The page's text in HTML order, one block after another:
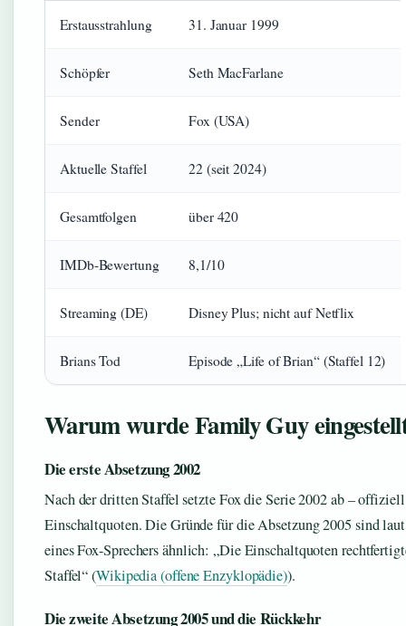
Erstausstrahlung 31. Januar 1999
Schöpfer Seth MacFarlane
Sender Fox (USA)
Aktuelle Staffel 22 (seit 2024)
Gesamtfolgen über 420
IMDb-Bewertung 8,1/10
Streaming (DE) Disney Plus; nicht auf Netflix
Brians Tod Episode „Life of Brian“ (Staffel 12)
Warum wurde Family Guy
Die erste Absetzung 2002
Nach der dritten Staffel setzte Fox die Serie 2002 ab –
Einschaltquoten. Die Gründe für die Absetzung 2005 sind
eines Fox-Sprechers ähnlich: „Die Einschaltquoten
Staffel“ (Wikipedia (offene Enzyklopädie)).
Die zweite Absetzung 2005 und die Rückkehr